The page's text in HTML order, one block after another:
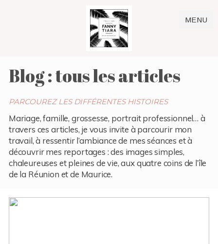
MENU
Blog : tous les articles
PARCOUREZ LES DIFFÉRENTES HISTOIRES
Mariage, famille, grossesse, portrait professionnel… à
travers ces articles, je vous invite à parcourir mon
travail, à ressentir l’ambiance de mes séances et à
découvrir mes reportages : des images simples,
chaleureuses et pleines de vie, aux quatre coins de l’île
de la Réunion et de Maurice.